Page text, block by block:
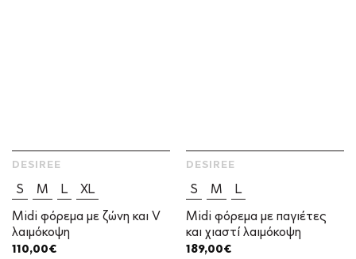
S M L
XL
Midi φόρεμα με ζώνη και V
λαιμόκοψη
DESIREE
110,00€
S M
L
Midi φόρεμα με παγιέτες
και χιαστί λαιμόκοψη
DESIREE
189,00€